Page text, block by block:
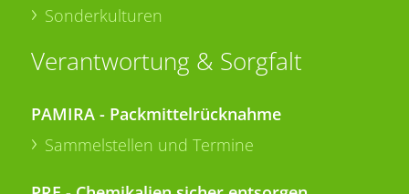
Sonderkulturen
Verantwortung & Sorgfalt
PAMIRA - Packmittelrücknahme
Sammelstellen und Termine